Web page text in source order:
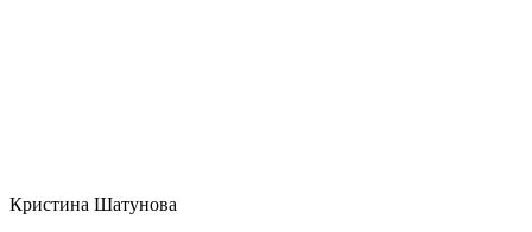
Кристина Шатунова